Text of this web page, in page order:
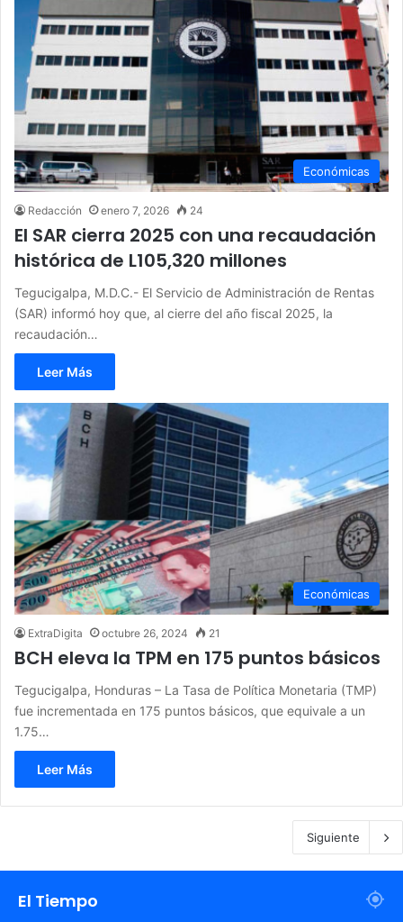
Económicas
Redacción enero 7, 2026 24
El SAR cierra 2025 con una recaudación
histórica de L105,320 millones
Tegucigalpa, M.D.C.- El Servicio de Administración de Rentas
(SAR) informó hoy que, al cierre del año fiscal 2025, la
recaudación…
Leer Más
Económicas
ExtraDigita octubre 26, 2024 21
BCH eleva la TPM en 175 puntos básicos
Tegucigalpa, Honduras – La Tasa de Política Monetaria (TMP)
fue incrementada en 175 puntos básicos, que equivale a un
1.75…
Leer Más
Siguiente
El Tiempo